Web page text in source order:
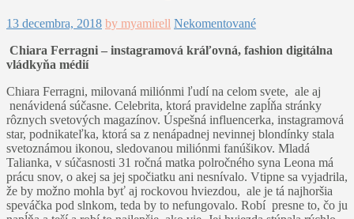
13 decembra, 2018 by myamirell Nekomentované
Chiara Ferragni – instagramová kráľovná, fashion digitálna
vládkyňa médií
Chiara Ferragni, milovaná miliónmi ľudí na celom svete, ale aj
nenávidená súčasne. Celebrita, ktorá pravidelne zapĺňa stránky
rôznych svetových magazínov. Úspešná influencerka, instagramová
star, podnikateľka, ktorá sa z nenápadnej nevinnej blondínky stala
svetoznámou ikonou, sledovanou miliónmi fanúšikov. Mladá
Talianka, v súčasnosti 31 ročná matka polročného syna Leona má
prácu snov, o akej sa jej spočiatku ani nesnívalo. Vtipne sa vyjadrila,
že by možno mohla byť aj rockovou hviezdou, ale je tá najhoršia
speváčka pod slnkom, teda by to nefungovalo. Robí presne to, čo ju